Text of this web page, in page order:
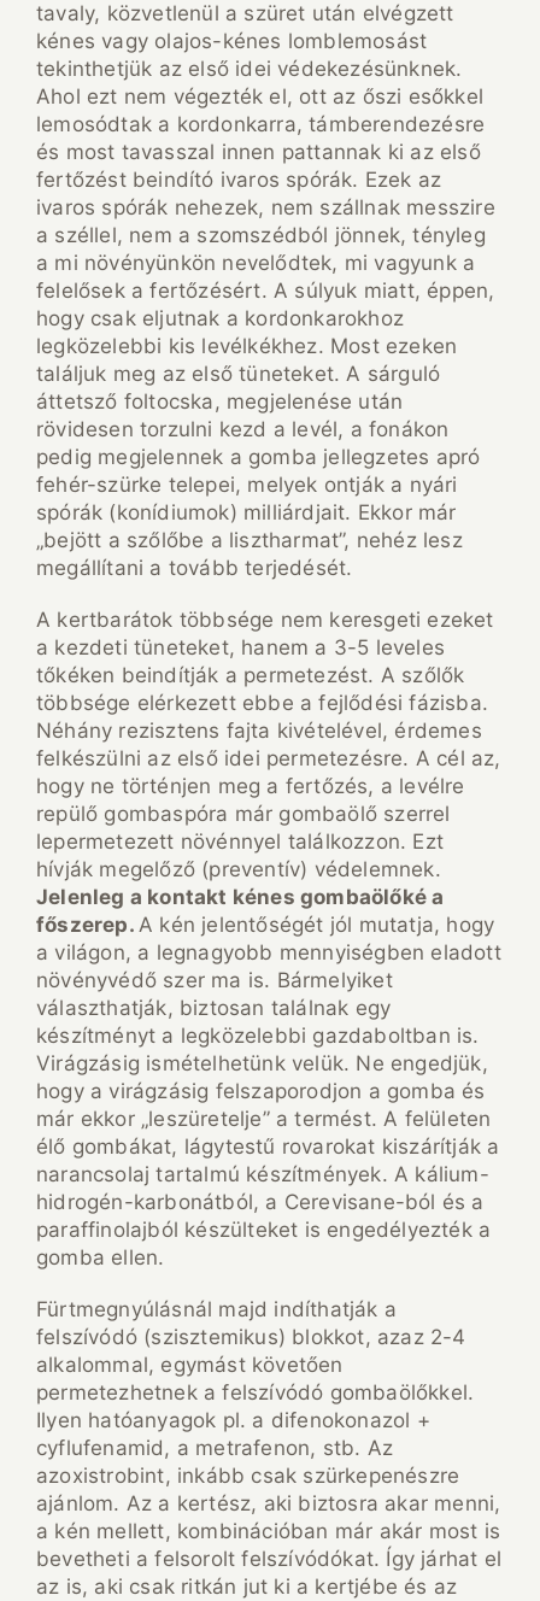
tavaly, közvetlenül a szüret után elvégzett
kénes vagy olajos-kénes lomblemosást
tekinthetjük az első idei védekezésünknek.
Ahol ezt nem végezték el, ott az őszi esőkkel
lemosódtak a kordonkarra, támberendezésre
és most tavasszal innen pattannak ki az első
fertőzést beindító ivaros spórák. Ezek az
ivaros spórák nehezek, nem szállnak messzire
a széllel, nem a szomszédból jönnek, tényleg
a mi növényünkön nevelődtek, mi vagyunk a
felelősek a fertőzésért. A súlyuk miatt, éppen,
hogy csak eljutnak a kordonkarokhoz
legközelebbi kis levélkékhez. Most ezeken
találjuk meg az első tüneteket. A sárguló
áttetsző foltocska, megjelenése után
rövidesen torzulni kezd a levél, a fonákon
pedig megjelennek a gomba jellegzetes apró
fehér-szürke telepei, melyek ontják a nyári
spórák (konídiumok) milliárdjait. Ekkor már
„bejött a szőlőbe a lisztharmat”, nehéz lesz
megállítani a tovább terjedését.
A kertbarátok többsége nem keresgeti ezeket
a kezdeti tüneteket, hanem a 3-5 leveles
tőkéken beindítják a permetezést. A szőlők
többsége elérkezett ebbe a fejlődési fázisba.
Néhány rezisztens fajta kivételével, érdemes
felkészülni az első idei permetezésre. A cél az,
hogy ne történjen meg a fertőzés, a levélre
repülő gombaspóra már gombaölő szerrel
lepermetezett növénnyel találkozzon. Ezt
hívják megelőző (preventív) védelemnek.
Jelenleg a kontakt kénes gombaölőké a
főszerep. A kén jelentőségét jól mutatja, hogy
a világon, a legnagyobb mennyiségben eladott
növényvédő szer ma is. Bármelyiket
választhatják, biztosan találnak egy
készítményt a legközelebbi gazdaboltban is.
Virágzásig ismételhetünk velük. Ne engedjük,
hogy a virágzásig felszaporodjon a gomba és
már ekkor „leszüretelje” a termést. A felületen
élő gombákat, lágytestű rovarokat kiszárítják a
narancsolaj tartalmú készítmények. A kálium-
hidrogén-karbonátból, a Cerevisane-ból és a
paraffinolajból készülteket is engedélyezték a
gomba ellen.
Fürtmegnyúlásnál majd indíthatják a
felszívódó (szisztemikus) blokkot, azaz 2-4
alkalommal, egymást követően
permetezhetnek a felszívódó gombaölőkkel.
Ilyen hatóanyagok pl. a difenokonazol +
cyflufenamid, a metrafenon, stb. Az
azoxistrobint, inkább csak szürkepenészre
ajánlom. Az a kertész, aki biztosra akar menni,
a kén mellett, kombinációban már akár most is
bevetheti a felsorolt felszívódókat. Így járhat el
az is, aki csak ritkán jut ki a kertjébe és az